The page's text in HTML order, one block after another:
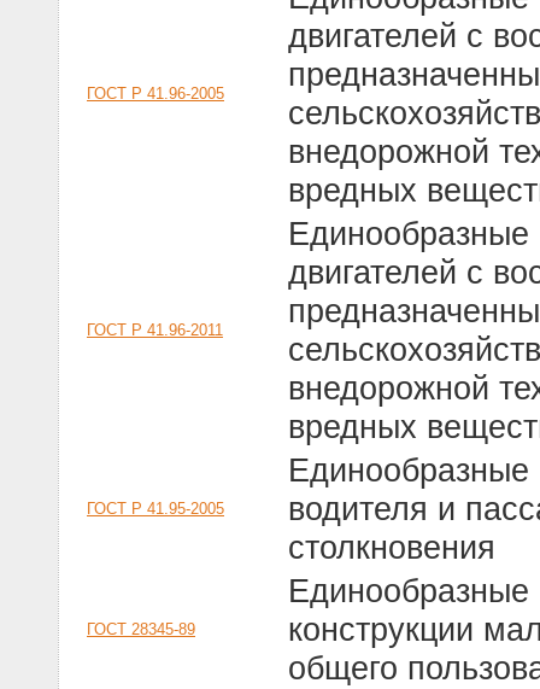
ГОСТ Р 41.96-2005
двигателей с
внедорожной
вредных
ГОСТ Р 41.96-2011
двигателей с
внедорожной
вредных
ГОСТ Р 41.95-2005
водителя и
столкновения
ГОСТ 28345-89
конструкции
общего